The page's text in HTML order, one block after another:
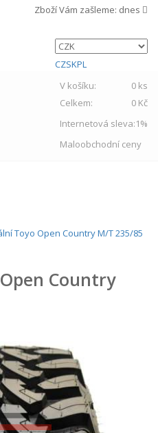
Zboží Vám zašleme: dnes
CZSKPL
V košíku:
0 ks
Celkem:
0 Kč
Internetová sleva:1%
Maloobchodní ceny
Toyo Open Country M/T235/85
Country